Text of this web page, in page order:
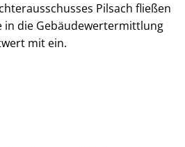
Pilsach fließen
in die Ge­bäu­de­wert­ermitt­lung
mit ein.